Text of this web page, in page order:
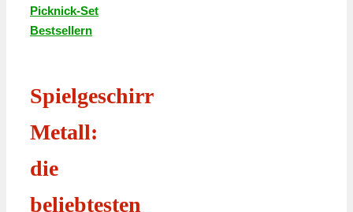
Picknick-Set
Bestsellern
Spielgeschirr
Metall:
die
beliebtesten